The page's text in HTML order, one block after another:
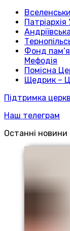
Фонд
Мефодія
Помісна
Щедрик –
Підтримка
Наш телеграм
Останні новини